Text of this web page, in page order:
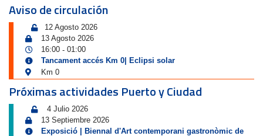
Aviso de circulación
12 Agosto 2026
13 Agosto 2026
16:00 - 01:00
Tancament accés Km 0| Eclipsi solar
Km 0
Próximas actividades Puerto y Ciudad
4 Julio 2026
13 Septiembre 2026
Exposició | Biennal d'Art contemporani gastronòmic de